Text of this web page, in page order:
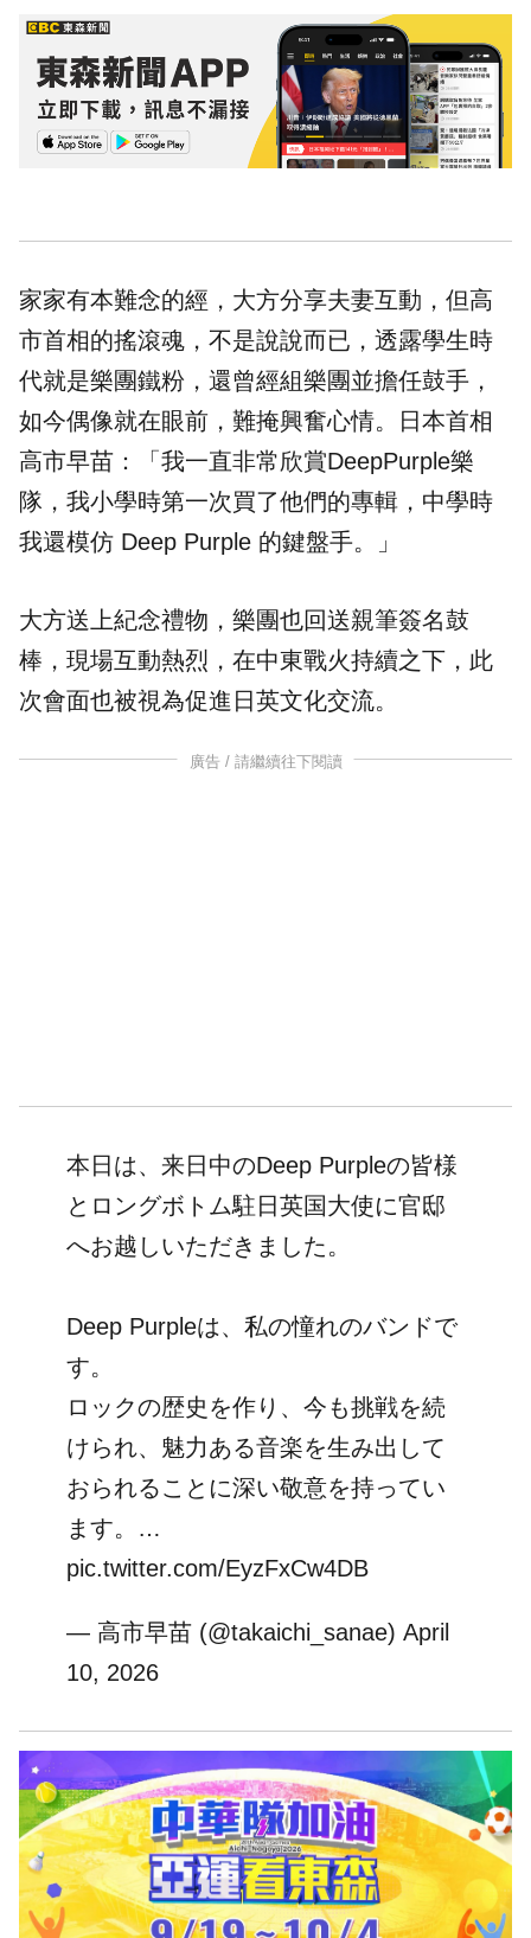
家家有本難念的經，大方分享夫妻互動，但高
市首相的搖滾魂，不是說說而已，透露學生時
代就是樂團鐵粉，還曾經組樂團並擔任鼓手，
如今偶像就在眼前，難掩興奮心情。日本首相
高市早苗：「我一直非常欣賞DeepPurple樂
隊，我小學時第一次買了他們的專輯，中學時
我還模仿 Deep Purple 的鍵盤手。」
大方送上紀念禮物，樂團也回送親筆簽名鼓
棒，現場互動熱烈，在中東戰火持續之下，此
次會面也被視為促進日英文化交流。
廣告 / 請繼續往下閱讀
本日は、来日中のDeep Purpleの皆様
とロングボトム駐日英国大使に官邸
へお越しいただきました。
Deep Purpleは、私の憧れのバンドで
す。
ロックの歴史を作り、今も挑戦を続
けられ、魅力ある音楽を生み出して
おられることに深い敬意を持ってい
ます。…
pic.twitter.com/EyzFxCw4DB
— 高市早苗 (@takaichi_sanae) April
10, 2026